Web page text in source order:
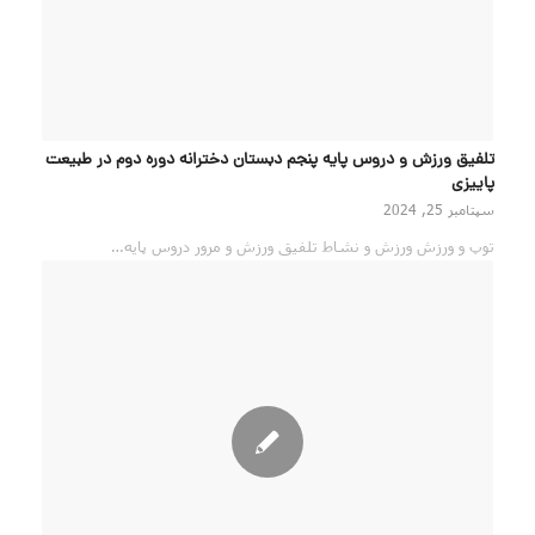
تلفیق ورزش و دروس پایه پنجم دبستان دخترانه دوره دوم در طبیعت
پاییزی
سپتامبر 25, 2024
توپ و ورزش ورزش و نشاط تلفیق ورزش و مرور دروس پایه…